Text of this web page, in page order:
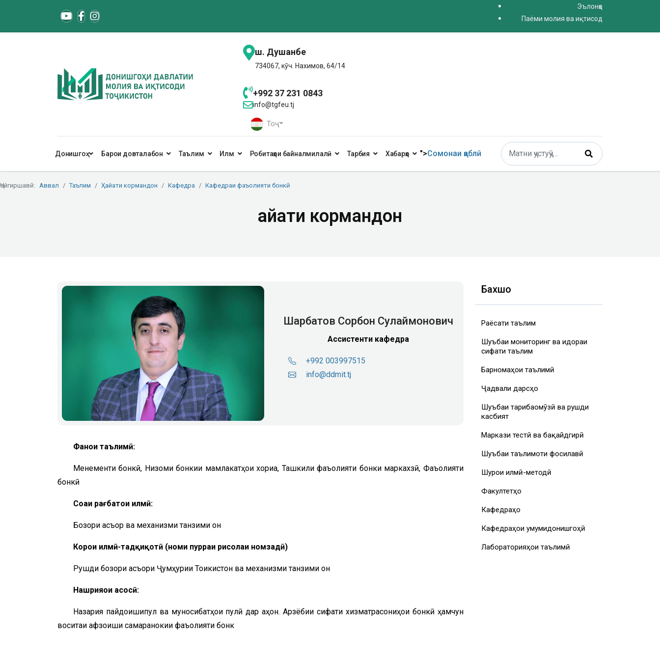
Эълонҳо
Паёми молия ва иқтисод
ш. Душанбе
734067, кӯч. Нахимов, 64/14
+992 37 231 0843
info@tgfeu.tj
Тоҷ
Донишгоҳ Барои довталабон Таълим Илм Робитаҳои байналмилалӣ Тарбия Хабарҳо ">Сомонаи қаблӣ
Поиск
Type 2 or more characters for results.
Ҷойгиршавӣ: Аввал Таълим Ҳайати кормандон Кафедра Кафедраи фаъолияти бонкӣ
Ҳайати кормандон
Шарбатов Сорбон Сулаймонович
Ассистенти кафедра
+992 003997515
info@ddmit.tj
Фанҳои таълимӣ:
Менеҷменти бонкӣ, Низоми бонкии мамлакатҳои хориҷа, Ташкили фаъолияти бонки маркахзӣ, Фаъолияти
бонкӣ
Соҳаи рағбатҳои илмӣ:
Бозори асъор ва механизми танзими он
Корҳои илмӣ-тадқиқотӣ (номи пурраи рисолаи номзадӣ)
Рушди бозори асъори Ҷумҳурии Тоҷикистон ва механизми танзими он
Нашрияҳои асосӣ:
Назария пайдоишипул ва муносибатҳои пулӣ дар ҷаҳон. Арзёбии сифати хизматрасониҳои бонкӣ ҳамчун
воситаи афзоиши самаранокии фаъолияти бонк
Бахшҳо
Раёсати таълим
Шуъбаи мониторинг ва идораи
сифати таълим
Барномаҳои таълимӣ
Ҷадвали дарсҳо
Шуъбаи таҷрибаомӯзӣ ва рушди
касбият
Маркази тестӣ ва бақайдгирӣ
Шуъбаи таълимоти фосилавӣ
Шурои илмӣ-методӣ
Факултетҳо
Кафедраҳо
Кафедраҳои умумидонишгоҳӣ
Лабораторияҳои таълимӣ